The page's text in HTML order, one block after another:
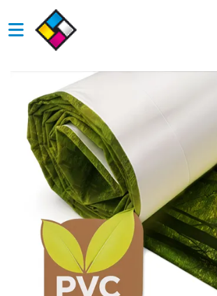
Виж детайлите EKO Винил